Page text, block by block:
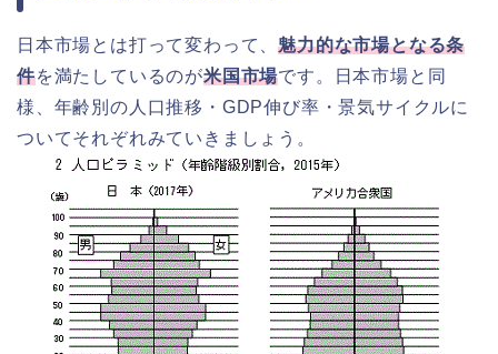
日本市場とは打って変わって、魅力的な市場となる条
件を満たしているのが米国市場です。日本市場と同
様、年齢別の人口推移・GDP伸び率・景気サイクルに
ついてそれぞれみていきましょう。